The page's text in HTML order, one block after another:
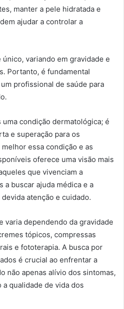
manter a pele hidratada e
ajudar a controlar a
variando em gravidade e
Portanto, é fundamental
profissional de saúde para
condição dermatológica; é
e superação para os
essa condição e as
oferece uma visão mais
que vivenciam a
a buscar ajuda médica e a
atenção e cuidado.
varia dependendo da gravidade
tópicos, compressas
e fototerapia. A busca por
é crucial ao enfrentar a
não apenas alívio dos sintomas,
qualidade de vida dos